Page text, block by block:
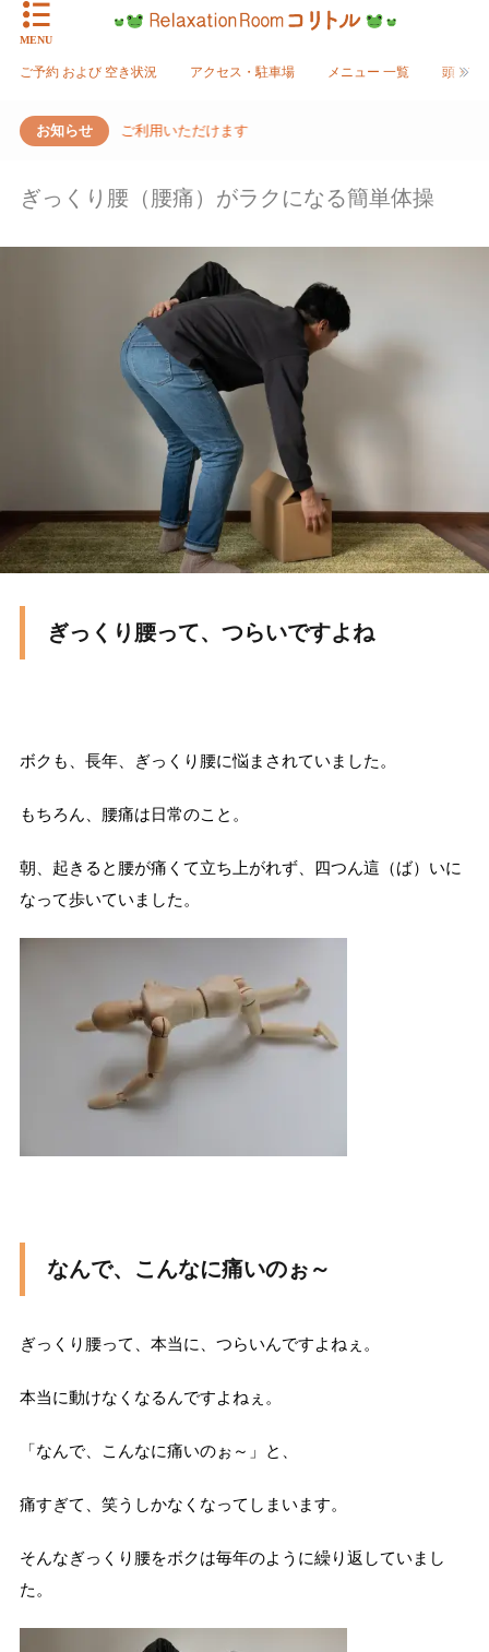
MENU
ご予約 および 空き状況 アクセス・駐車場 メニュー 一覧 頭・首
お知らせ
、ご利用いただけます
ぎっくり腰（腰痛）がラクになる簡単体操
ぎっくり腰って、つらいですよね
ボクも、長年、ぎっくり腰に悩まされていました。
もちろん、腰痛は日常のこと。
朝、起きると腰が痛くて立ち上がれず、四つん這（ば）いに
なって歩いていました。
なんで、こんなに痛いのぉ～
ぎっくり腰って、本当に、つらいんですよねぇ。
本当に動けなくなるんですよねぇ。
「なんで、こんなに痛いのぉ～」と、
痛すぎて、笑うしかなくなってしまいます。
そんなぎっくり腰をボクは毎年のように繰り返していまし
た。